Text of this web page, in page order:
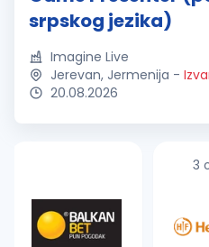
srpskog jezika)
Imagine Live
Jerevan, Jermenija -
20.08.2026
3